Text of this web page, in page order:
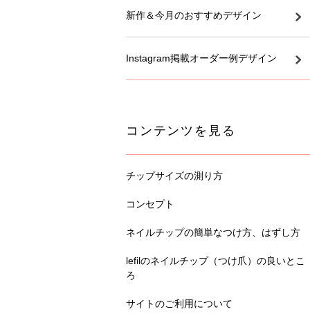
新作＆今月のおすすめデザイン
Instagram掲載オーダー例デザイン
コンテンツを見る
チップサイズの測り方
コンセプト
ネイルチップの簡単なつけ方、はずし方
lefilのネイルチップ（つけ爪）の良いとこ
ろ
サイトのご利用について